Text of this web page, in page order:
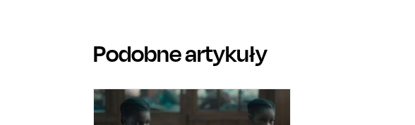
Podobne artykuły